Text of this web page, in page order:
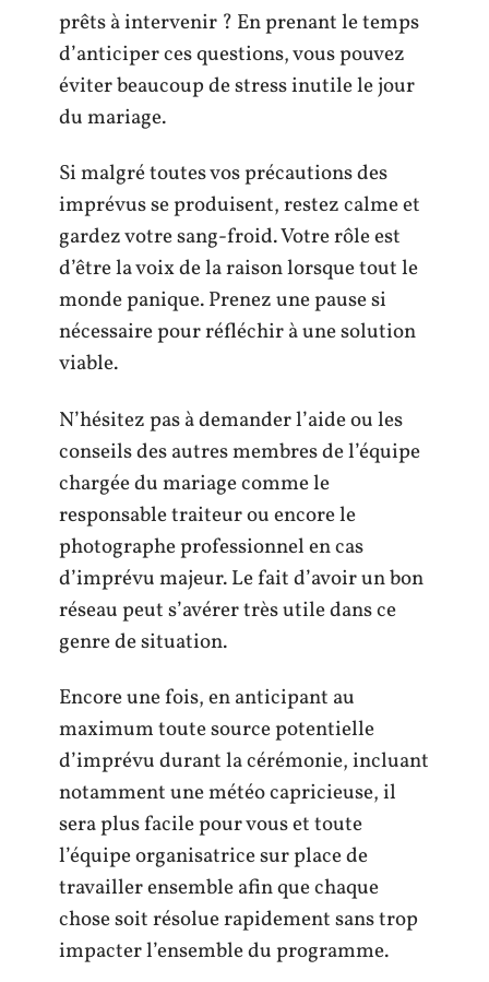
prêts à intervenir ? En prenant le temps
d’anticiper ces questions, vous pouvez
éviter beaucoup de stress inutile le jour
du mariage.
Si malgré toutes vos précautions des
imprévus se produisent, restez calme et
gardez votre sang-froid. Votre rôle est
d’être la voix de la raison lorsque tout le
monde panique. Prenez une pause si
nécessaire pour réfléchir à une solution
viable.
N’hésitez pas à demander l’aide ou les
conseils des autres membres de l’équipe
chargée du mariage comme le
responsable traiteur ou encore le
photographe professionnel en cas
d’imprévu majeur. Le fait d’avoir un bon
réseau peut s’avérer très utile dans ce
genre de situation.
Encore une fois, en anticipant au
maximum toute source potentielle
d’imprévu durant la cérémonie, incluant
notamment une météo capricieuse, il
sera plus facile pour vous et toute
l’équipe organisatrice sur place de
travailler ensemble afin que chaque
chose soit résolue rapidement sans trop
impacter l’ensemble du programme.